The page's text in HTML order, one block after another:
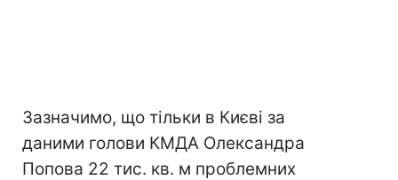
Зазначимо, що тільки в Києві за
даними голови КМДА Олександра
Попова 22 тис. кв. м проблемних